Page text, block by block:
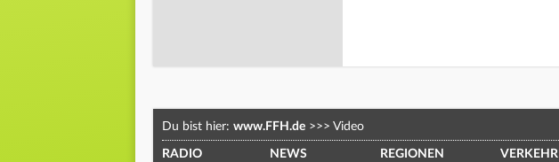
Du bist hier: www.FFH.de >>> Video
RADIO NEWS REGIONEN VERKEHR